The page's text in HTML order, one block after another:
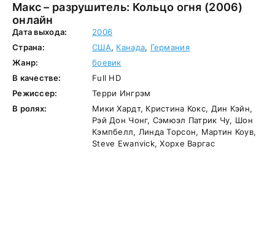
Макс – разрушитель: Кольцо огня (2006)
онлайн
Дата выхода:
2006
Страна:
США, Канада, Германия
Жанр:
боевик
В качестве:
Full HD
Режиссер:
Терри Ингрэм
В ролях:
Мики Хардт, Кристина Кокс, Дин Кэйн,
Рэй Дон Чонг, Сэмюэл Патрик Чу, Шон
Кэмпбелл, Линда Торсон, Мартин Коув,
Steve Ewanvick, Хорхе Варгас